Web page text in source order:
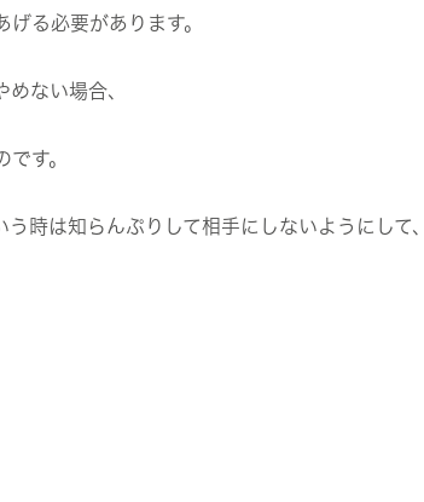
る必要があります。
ない場合、
す。
時は知らんぷりして相手にしないようにして